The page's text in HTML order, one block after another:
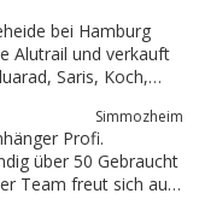
bei Hamburg
Alutrail und verkauft
Simmozheim
Profi.
über 50 Gebraucht
Team freut sich auf